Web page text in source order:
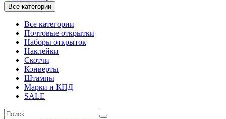
Все категории
Все категории
Почтовые открытки
Наборы открыток
Наклейки
Скотчи
Конверты
Штампы
Марки и КПД
SALE